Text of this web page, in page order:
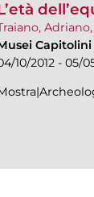
Capitolini
10/2012 - 05/